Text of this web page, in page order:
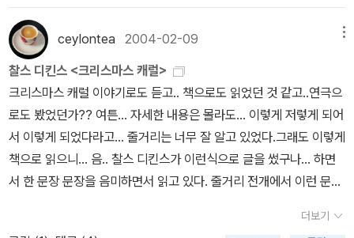
크리스마스 시즌을 맞이하여 성탄절에 어울리는 컬러링북도 나왔다.
바로 이 책 [컬러풀 크리스마스]. 멋진 성탄절이 되기를 바라면서 나
역시 이 책으로 예쁘게 색칠을 해가며 크리스마스를 맞이하고 싶다.
[내가 바로 디자이너:겨울이야기] 책이나 인형 옷 입히기, 스티커 북
모두 크리스마스 시즌에 아이가 할 수 있는 좋은 도서활동이 될 것 같
다. 내가 바로 디자이너 : 겨울 이야기달리출판사 편집부 지음, 최미
경 그림 / 달리 / 2012년 12월 스티커 인형 옷 입히기 : 크리스마
스 편카트리오나 클라크.레오니 프랏 글, 비키 레이헤인.스텔라 바고
트 그림, 김지연 옮김 / 아르고나인 / 2011년 10월 크리스마스 스
티커북루시 보우먼 글, 스텔라 바코트 그림, 김지연 옮김 / 아르고나
인 / 2012년 11월 랄랄라 크리스마스 캐럴애플비북스 편집부 글,
의 부조리와 악을 날카롭게 비평하는 소설을 발표했다. 중산층이라고
스스로 생각했던 자신이 가장 처참한 상황으로까지 떨어지자 사회를
보는 눈이 달라진 것이다. 자본주의가 팽창하던 시기에 태어나고 자
라난 디킨스는 자본주의의 빛과 그림자를 체험하면서 진정한 자유와
행복이 무엇인지를 끊임없이 질문하고 찾아 나갔다. 말년의 작품인 <
위대한 유산>에 권력과 자본의 허무함을 고발하고 있다. 1843년에
발표한 <크리스마스 캐럴>은 소유가 아닌 나눔을 통해 행복이 가능
하다는 것을 보여준다. 그는 한쪽으로는 권력과 자본주의를 실날하게
것이다. <오리버 트위스트>에서는 유대인을 자본주의 상징으로 몰아
우리의 멋진 인기 스타 '비'의 열연 영화 [닌자 어쌔신]은 싱가포르에
서도 개봉,절찬 상영중이다.아래와 같이 지난 주 싱가포르 상영 영화
중 TOP 2위를 차지했다. 보기만해도 흐뭇한 비의 몸매. ㅋㅋㅋ 우리
나라 배우들이 앞으로 더 많이 세계로 뻗어갔으면 하는 바람이다.싱
가포르 상영영화 Top 101. 20122. Ninja Assassin3. A Christma
s Carol4. Mulan5. Fantastic Mr Fox6. Case 397. The Inform
ant!8. Raging Phoenix9. Happy Fight10. Gokusen The Mov
ie한국 상영영화 Top 10 1. 20122. 백야행 - 하얀 어둠속을 걷다3.
청담보살4. 솔로이스트5. 굿모닝 프레지던트6. 시간여행자의 아내7.
집행자8. 천국의 우편배달부9. 브로큰 임브레이스10. 귀없는 토끼(S
ource : Cinematograph Film Exhibition Association, 국내박스
ceylontea 2004-02-09
찰스 디킨스 <크리스마스 캐럴>
크리스마스 캐럴 이야기로도 듣고.. 책으로도 읽었던 것 같고..연극으
로도 봤었던가?? 여튼... 자세한 내용은 몰라도... 이렇게 저렇게 되어
서 이렇게 되었다라고... 줄거리는 너무 잘 알고 있었다.그래도 이렇게
책으로 읽으니... 음.. 찰스 디킨스가 이런식으로 글을 썼구나... 하면
서 한 문장 문장을 음미하면서 읽고 있다. 줄거리 전개에서 이런 문장
도 읽어서... 현재의 유령이 나타났다... 빨리 읽고 다음 책으로 넘어가
더보기